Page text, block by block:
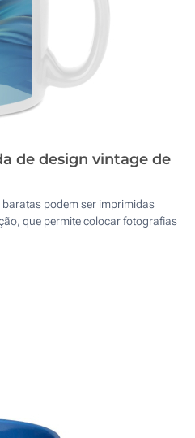
de design vintage de
podem ser imprimidas
que permite colocar fotografias